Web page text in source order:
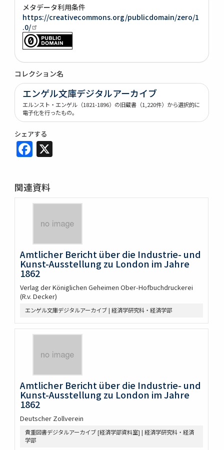
メタデータ利用条件
https://creativecommons.org/publicdomain/zero/1
.0/
コレクション名
エンゲル文庫デジタルアーカイブ
エルンスト・エンゲル（1821-1896）の旧蔵書（1,220件）から選択的に
電子化を行ったもの。
シェアする
Facebook
関連資料
Amtlicher Bericht über die Industrie- und
Kunst-Ausstellung zu London im Jahre
1862
Verlag der Königlichen Geheimen Ober-Hofbuchdruckerei
(R.v. Decker)
エンゲル文庫デジタルアーカイブ | 経済学研究科・経済学部
Amtlicher Bericht über die Industrie- und
Kunst-Ausstellung zu London im Jahre
1862
Deutscher Zollverein
貴重図書デジタルアーカイブ [経済学部資料室] | 経済学研究科・経済
学部